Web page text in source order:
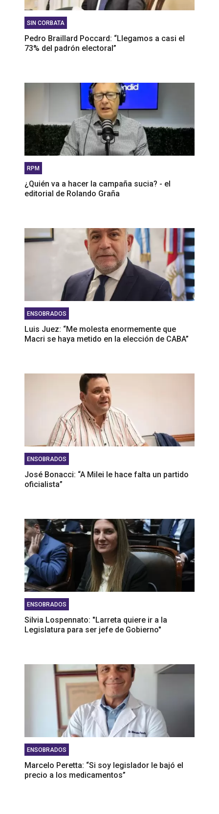
SIN CORBATA
Pedro Braillard Poccard: “Llegamos a casi el
73% del padrón electoral”
RPM
¿Quién va a hacer la campaña sucia? - el
editorial de Rolando Graña
ENSOBRADOS
Luis Juez: “Me molesta enormemente que
Macri se haya metido en la elección de CABA”
ENSOBRADOS
José Bonacci: “A Milei le hace falta un partido
oficialista”
ENSOBRADOS
Silvia Lospennato: "Larreta quiere ir a la
Legislatura para ser jefe de Gobierno"
ENSOBRADOS
Marcelo Peretta: “Si soy legislador le bajó el
precio a los medicamentos”